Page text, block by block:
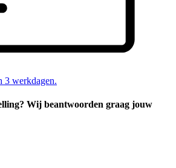
3 werkdagen.
Wij beantwoorden graag jouw